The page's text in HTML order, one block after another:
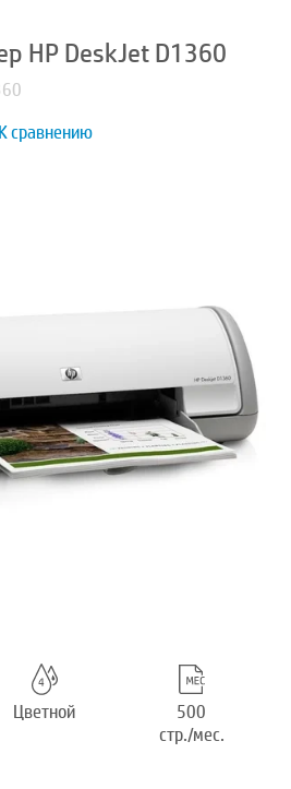
HP DeskJet D1360
К сравнению
Цветной
500
стр./мес.